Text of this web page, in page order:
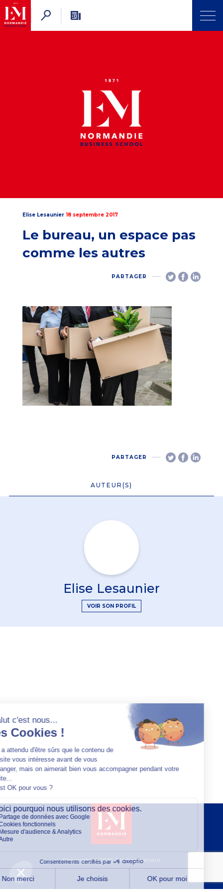
Elise Lesaunier 18 septembre 2017
Le bureau, un espace pas
comme les autres
PARTAGER
PARTAGER
AUTEUR(S)
Elise Lesaunier
VOIR SON PROFIL
Copyright @2026 EM Normandie